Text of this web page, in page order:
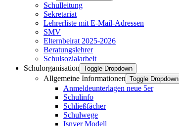
Schulleitung
Sekretariat
Lehrerliste mit E-Mail-Adressen
SMV
Elternbeirat 2025-2026
Beratungslehrer
Schulsozialarbeit
Schulorganisation Toggle Dropdown
Allgemeine Informationen Toggle Dropdown
Anmeldeunterlagen neue 5er
Schulinfo
Schließfächer
Schulwege
Isnyer Modell